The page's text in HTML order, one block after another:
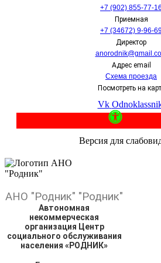
+7 (902) 855-77-16
Приемная
+7 (34672) 9-96-
Директор
Адрес email
Схема проезда
Посмотреть на
Vk
Версия для
АНО "Родник" "Родник"
Автономная
некоммерческая
организация Центр
социального обслуживания
населения «РОДНИК»